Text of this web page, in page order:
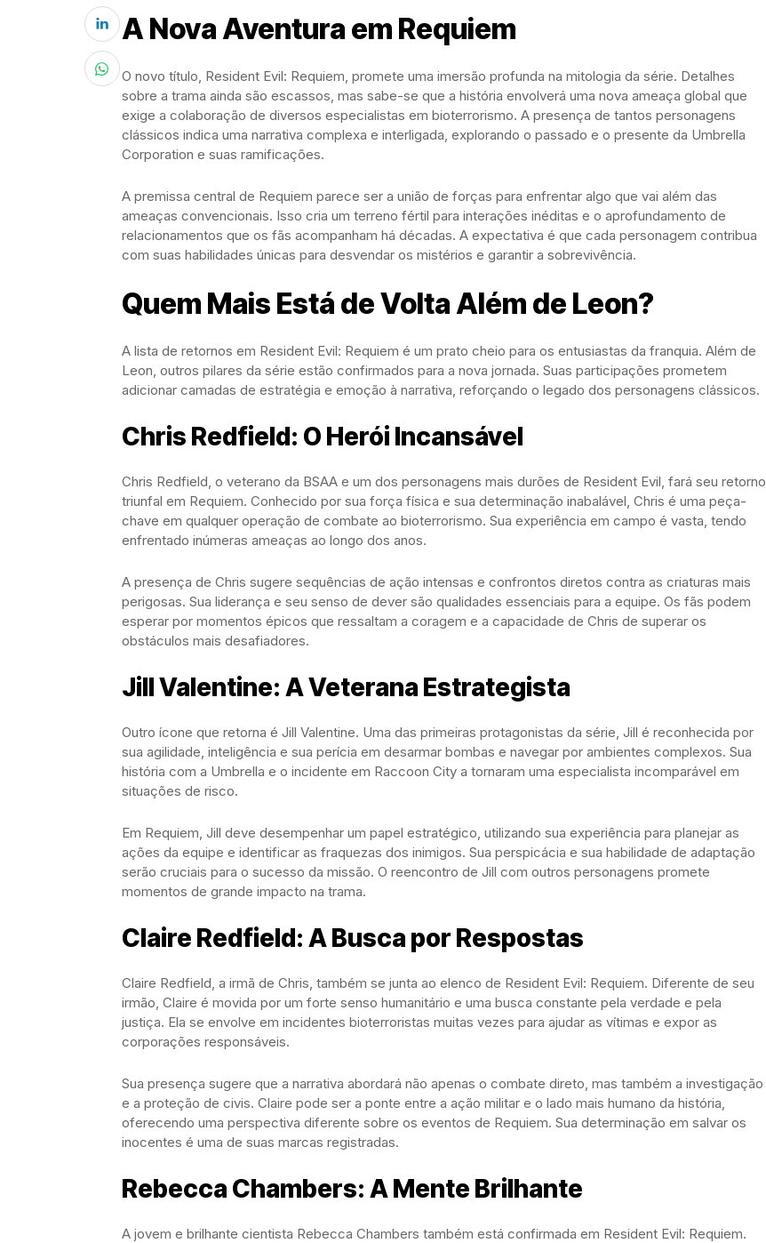
A Nova Aventura em Requiem
O novo título, Resident Evil: Requiem, promete uma imersão profunda na mitologia da série. Detalhes
sobre a trama ainda são escassos, mas sabe-se que a história envolverá uma nova ameaça global que
exige a colaboração de diversos especialistas em bioterrorismo. A presença de tantos personagens
clássicos indica uma narrativa complexa e interligada, explorando o passado e o presente da Umbrella
Corporation e suas ramificações.
A premissa central de Requiem parece ser a união de forças para enfrentar algo que vai além das
ameaças convencionais. Isso cria um terreno fértil para interações inéditas e o aprofundamento de
relacionamentos que os fãs acompanham há décadas. A expectativa é que cada personagem contribua
com suas habilidades únicas para desvendar os mistérios e garantir a sobrevivência.
Quem Mais Está de Volta Além de Leon?
A lista de retornos em Resident Evil: Requiem é um prato cheio para os entusiastas da franquia. Além de
Leon, outros pilares da série estão confirmados para a nova jornada. Suas participações prometem
adicionar camadas de estratégia e emoção à narrativa, reforçando o legado dos personagens clássicos.
Chris Redfield: O Herói Incansável
Chris Redfield, o veterano da BSAA e um dos personagens mais durões de Resident Evil, fará seu retorno
triunfal em Requiem. Conhecido por sua força física e sua determinação inabalável, Chris é uma peça-
chave em qualquer operação de combate ao bioterrorismo. Sua experiência em campo é vasta, tendo
enfrentado inúmeras ameaças ao longo dos anos.
A presença de Chris sugere sequências de ação intensas e confrontos diretos contra as criaturas mais
perigosas. Sua liderança e seu senso de dever são qualidades essenciais para a equipe. Os fãs podem
esperar por momentos épicos que ressaltam a coragem e a capacidade de Chris de superar os
obstáculos mais desafiadores.
Jill Valentine: A Veterana Estrategista
Outro ícone que retorna é Jill Valentine. Uma das primeiras protagonistas da série, Jill é reconhecida por
sua agilidade, inteligência e sua perícia em desarmar bombas e navegar por ambientes complexos. Sua
história com a Umbrella e o incidente em Raccoon City a tornaram uma especialista incomparável em
situações de risco.
Em Requiem, Jill deve desempenhar um papel estratégico, utilizando sua experiência para planejar as
ações da equipe e identificar as fraquezas dos inimigos. Sua perspicácia e sua habilidade de adaptação
serão cruciais para o sucesso da missão. O reencontro de Jill com outros personagens promete
momentos de grande impacto na trama.
Claire Redfield: A Busca por Respostas
Claire Redfield, a irmã de Chris, também se junta ao elenco de Resident Evil: Requiem. Diferente de seu
irmão, Claire é movida por um forte senso humanitário e uma busca constante pela verdade e pela
justiça. Ela se envolve em incidentes bioterroristas muitas vezes para ajudar as vítimas e expor as
corporações responsáveis.
Sua presença sugere que a narrativa abordará não apenas o combate direto, mas também a investigação
e a proteção de civis. Claire pode ser a ponte entre a ação militar e o lado mais humano da história,
oferecendo uma perspectiva diferente sobre os eventos de Requiem. Sua determinação em salvar os
inocentes é uma de suas marcas registradas.
Rebecca Chambers: A Mente Brilhante
A jovem e brilhante cientista Rebecca Chambers também está confirmada em Resident Evil: Requiem.